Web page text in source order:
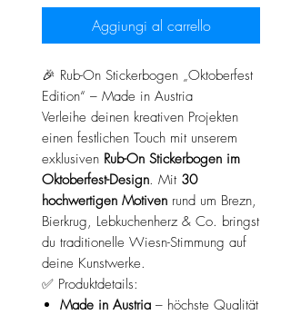
Aggiungi al carrello
🎉 Rub-On Stickerbogen „Oktoberfest
Edition“ – Made in Austria
Verleihe deinen kreativen Projekten
einen festlichen Touch mit unserem
exklusiven Rub-On Stickerbogen im
Oktoberfest-Design. Mit 30
hochwertigen Motiven rund um Brezn,
Bierkrug, Lebkuchenherz & Co. bringst
du traditionelle Wiesn-Stimmung auf
deine Kunstwerke.
✅ Produktdetails:
Made in Austria – höchste Qualität